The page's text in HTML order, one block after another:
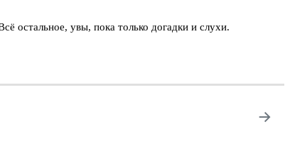
остальное, увы, пока только догадки и слухи.
→